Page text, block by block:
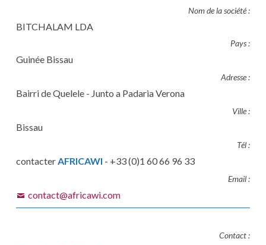
Nom de la société :
BITCHALAM LDA
Pays :
Guinée Bissau
Adresse :
Bairri de Quelele - Junto a Padaria Verona
Ville :
Bissau
Tél :
contacterAFRICAWI - +33 (0)1 60 66 96 33
Email :
contact@africawi.com
Contact :